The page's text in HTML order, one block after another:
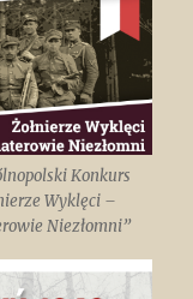
Konkurs
Wyklęci –
Niezłomni”